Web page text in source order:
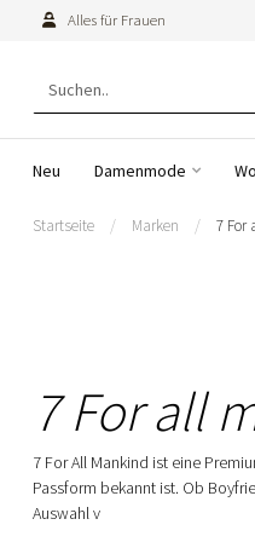
Alles für Frauen
Neu Damenmode
Startseite / Marken / 7 For
7 For all
7 For All Mankind ist eine
Passform bekannt ist. Ob
Auswahl v